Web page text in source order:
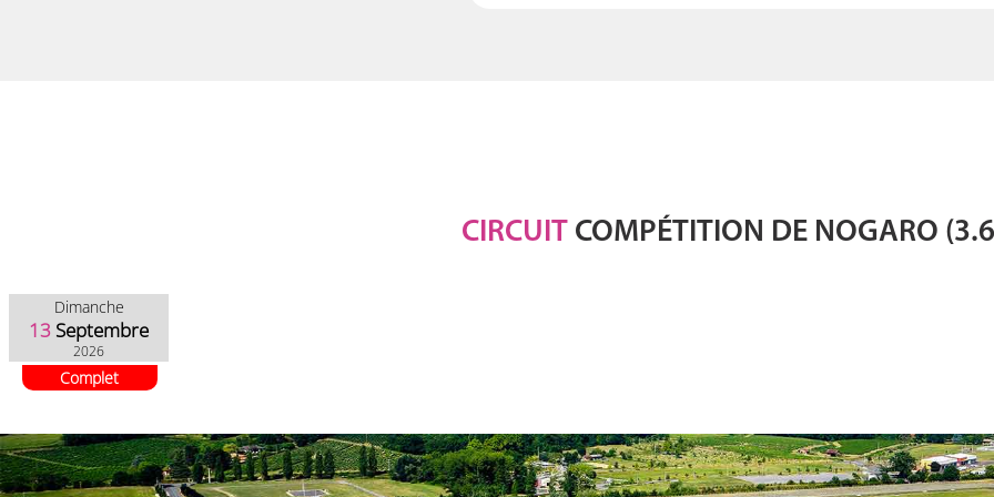
CIRCUITCOMPÉTITION DE NOGARO
Dimanche
13 Septembre
2026
Complet